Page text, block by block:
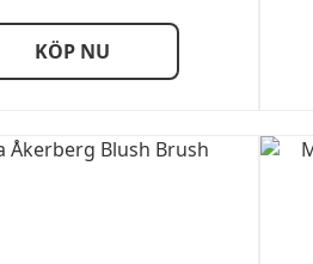
KÖP NU